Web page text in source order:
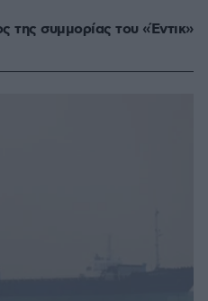
της συμμορίας του «Έντικ»